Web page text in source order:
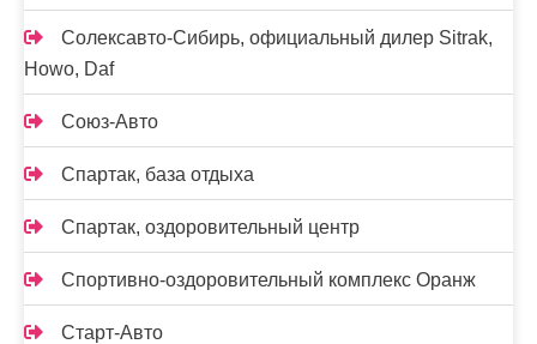
Солексавто-Сибирь, официальный дилер Sitrak,
Howo, Daf
Союз-Авто
Спартак, база отдыха
Спартак, оздоровительный центр
Спортивно-оздоровительный комплекс Оранж
Старт-Авто